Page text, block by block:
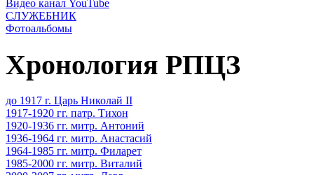
Видео канал YouTube
СЛУЖЕБНИК
Фотоальбомы
Хронология РПЦЗ
до 1917 г. Царь Николай II
1917-1920 гг. патр. Тихон
1920-1936 гг. митр. Антоний
1936-1964 гг. митр. Анастасий
1964-1985 гг. митр. Филарет
1985-2000 гг. митр. Виталий